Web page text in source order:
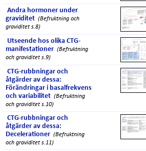
Andra hormoner under
graviditet (Befruktning och
graviditet s.8)
Utseende hos olika CTG-
manifestationer (Befruktning
och graviditet s.9)
CTG-rubbningar och
åtgärder av dessa:
Förändringar i basalfrekvens
och variabilitet (Befruktning
och graviditet s.10)
CTG-rubbningar och
åtgärder av dessa:
Decelerationer (Befruktning
och graviditet s.11)